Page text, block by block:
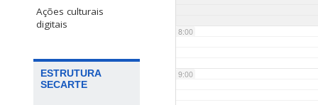
Ações culturais
digitais
ESTRUTURA
SECARTE
8:00
9:00